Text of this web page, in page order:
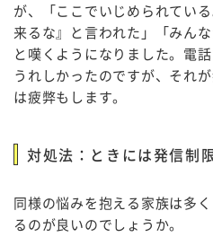
が、「ここでいじめられてい
来るな』と言われた」「みん
と嘆くようになりました。電
うれしかったのですが、それ
は疲弊もします。
対処法：ときには発信制
同様の悩みを抱える家族は多
るのが良いのでしょうか。